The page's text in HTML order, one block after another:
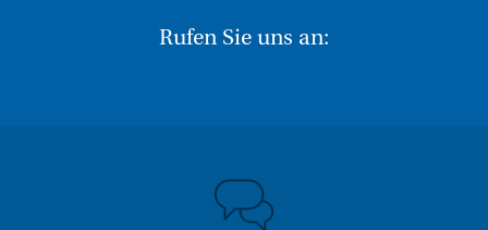
Rufen Sie uns an: